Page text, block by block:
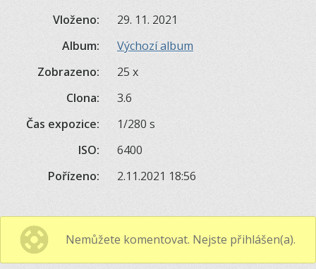
Vloženo:
29. 11. 2021
Album:
Výchozí album
Zobrazeno:
25 x
Clona:
3.6
Čas expozice:
1/280 s
ISO:
6400
Pořízeno:
2.11.2021 18:56
Nemůžete komentovat. Nejste přihlášen(a).